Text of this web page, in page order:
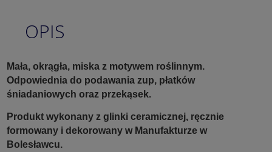
OPIS
Mała, okrągła, miska z motywem roślinnym.
Odpowiednia do podawania zup, płatków
śniadaniowych oraz przekąsek.
Produkt wykonany z glinki ceramicznej, ręcznie
formowany i dekorowany w Manufakturze w
Bolesławcu.